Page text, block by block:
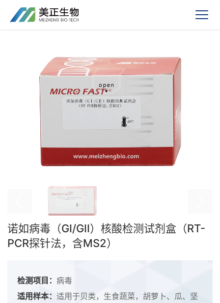
诺如病毒（GI/GII）核酸检测试剂盒（RT-
PCR探针法，含MS2）
检测项目： 病毒
适用样本： 适用于贝类，生食蔬菜，胡萝卜、瓜、坚